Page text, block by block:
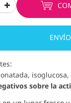
sobre la